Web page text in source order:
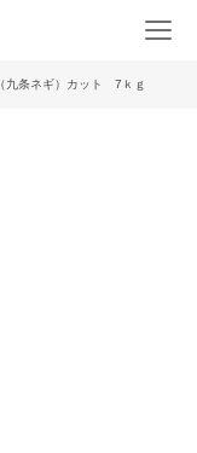
九条ネギ）カット 7ｋｇ